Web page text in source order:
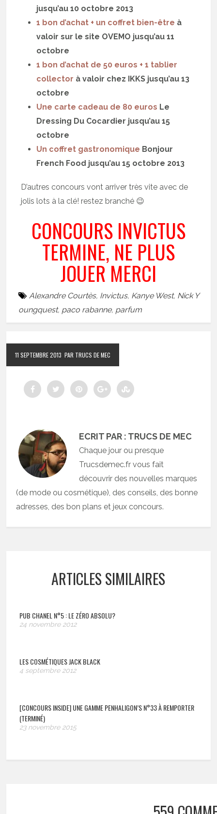
jusqu’au 10 octobre 2013
1 bon d’achat + un coffret bien-être à
valoir sur le site OVEMO jusqu’au 11
octobre
1 bon d’achat de 50 euros + 1 tablier
collector à valoir chez IKKS jusqu’au 13
octobre
Une carte cadeau de 80 euros Le
Dressing Du Cocardier jusqu’au 15
octobre
Un coffret gastronomique Bonjour
French Food jusqu’au 15 octobre 2013
D’autres concours vont arriver très vite avec de
jolis lots à la clé! restez branché 😉
CONCOURS INVICTUS
TERMINE, NE PLUS
JOUER MERCI
Alexandre Courtès, Invictus, Kanye West, Nick Y
oungquest, paco rabanne, parfum
11 SEPTEMBRE 2013 PAR TRUCS DE MEC
ECRIT PAR : TRUCS DE MEC
Chaque jour ou presque
Trucsdemec.fr vous fait
découvrir des nouvelles marques
(de mode ou cosmétique), des conseils, des bonne
adresses, des bon plans et jeux concours.
ARTICLES SIMILAIRES
PUB CHANEL N°5 : LE ZÉRO ABSOLU?
24 novembre 2012
LES COSMÉTIQUES JACK BLACK
4 septembre 2012
[CONCOURS INSIDE] UNE GAMME PENHALIGON’S N°33 À REMPORTER
(TERMINÉ)
23 novembre 2015